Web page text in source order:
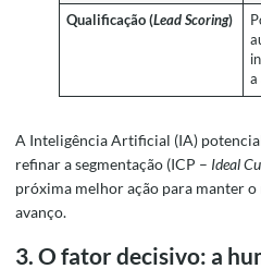
Qualificação (Lead Scoring)
a
A Inteligência Artificial (IA)
refinar a segmentação (ICP – Ideal
próxima melhor ação para manter
avanço.
3. O fator decisivo: a